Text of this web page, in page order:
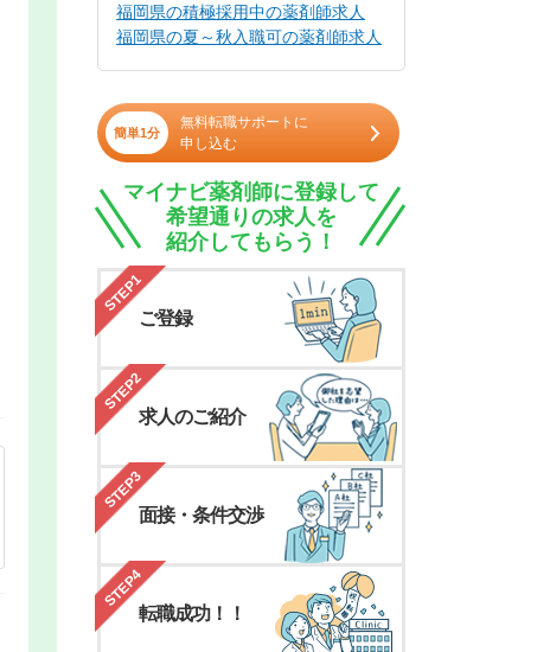
福岡県の積極採用中の薬剤師求人
福岡県の夏～秋入職可の薬剤師求人
簡単1分
無料転職サポートに
申し込む
マイナビ薬剤師に登録して
希望通りの求人を
紹介してもらう！
STEP1
ご登録
STEP2
求人のご紹介
STEP3
面接・条件交渉
STEP4
転職成功！！